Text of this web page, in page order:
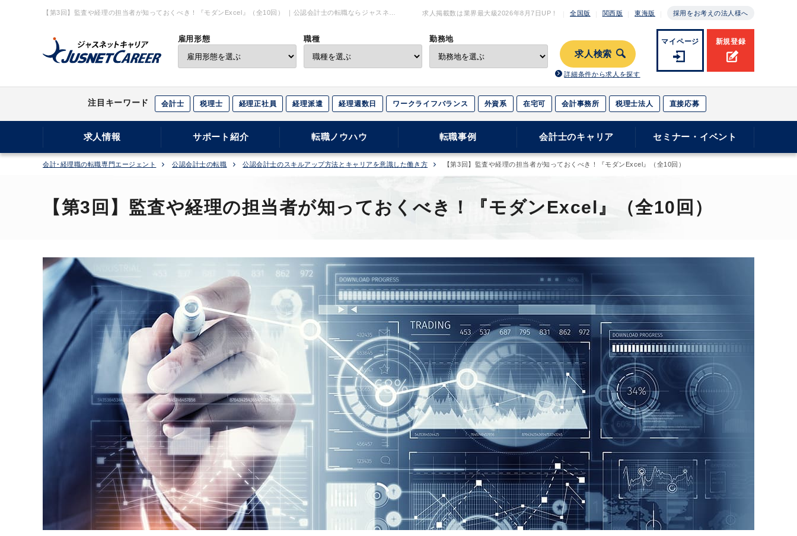
【第3回】監査や経理の担当者が知っておくべき！『モダンExcel』（全10回） ｜公認会計士の転職ならジャスネッ
求人掲載数は業界最大級2026年8月7日 UP！ 全国版 関西版 東海版 採用をお考えの法人様へ
雇用形態 職種 勤務地
求人検索
詳細条件から求人を探す
マイページ 新規登録
注目キーワード 会計士 税理士 経理正社員 経理派遣 経理週数日 ワークライフバランス 外資系 在宅可 会計事務所 税理士法人 直接応募
求人情報 サポート紹介 転職ノウハウ 転職事例 会計士のキャリア セミナー・イベント
会計･経理職の転職専門エージェント 公認会計士の転職 公認会計士のスキルアップ方法とキャリアを意識した働き方 【第3回】監査や経理の担当者が知っておくべき！『モダンExcel』（全10回）
【第3回】監査や経理の担当者が知っておくべき！『モダンExcel』（全10回）